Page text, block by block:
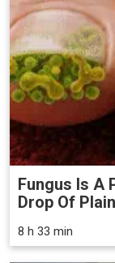
Fungus Is A
Drop Of
8 h 33 min